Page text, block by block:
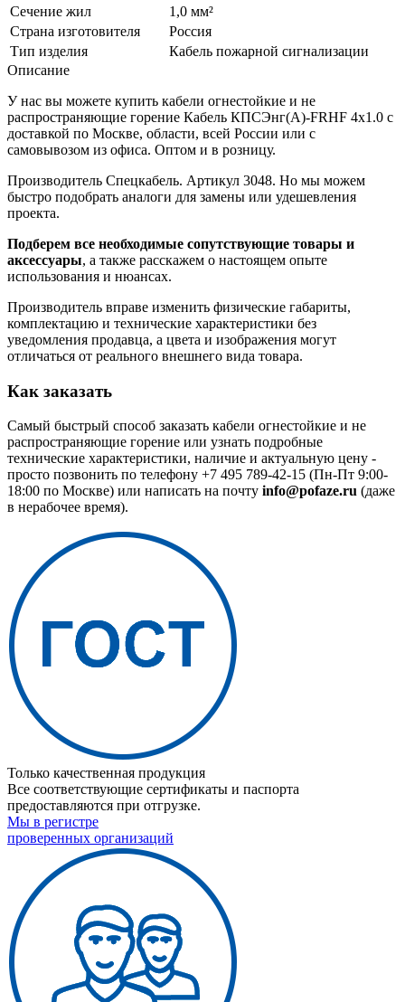
Сечение жил
1,0 мм²
Страна изготовителя
Россия
Тип изделия
Кабель пожарной сигнализации
Описание
У нас вы можете купить кабели огнестойкие и не
распространяющие горение Кабель КПСЭнг(А)-FRHF 4х1.0 с
доставкой по Москве, области, всей России или с
самовывозом из офиса. Оптом и в розницу.
Производитель Спецкабель. Артикул 3048. Но мы можем
быстро подобрать аналоги для замены или удешевления
проекта.
Подберем все необходимые сопутствующие товары и
аксессуары, а также расскажем о настоящем опыте
использования и нюансах.
Производитель вправе изменить физические габариты,
комплектацию и технические характеристики без
уведомления продавца, а цвета и изображения могут
отличаться от реального внешнего вида товара.
Как заказать
Самый быстрый способ заказать кабели огнестойкие и не
распространяющие горение или узнать подробные
технические характеристики, наличие и актуальную цену -
просто позвонить по телефону +7 495 789-42-15 (Пн-Пт 9:00-
18:00 по Москве) или написать на почту info@pofaze.ru (даже
в нерабочее время).
Только качественная продукция
Все соответствующие сертификаты и паспорта
предоставляются при отгрузке.
Мы в регистре
проверенных организаций